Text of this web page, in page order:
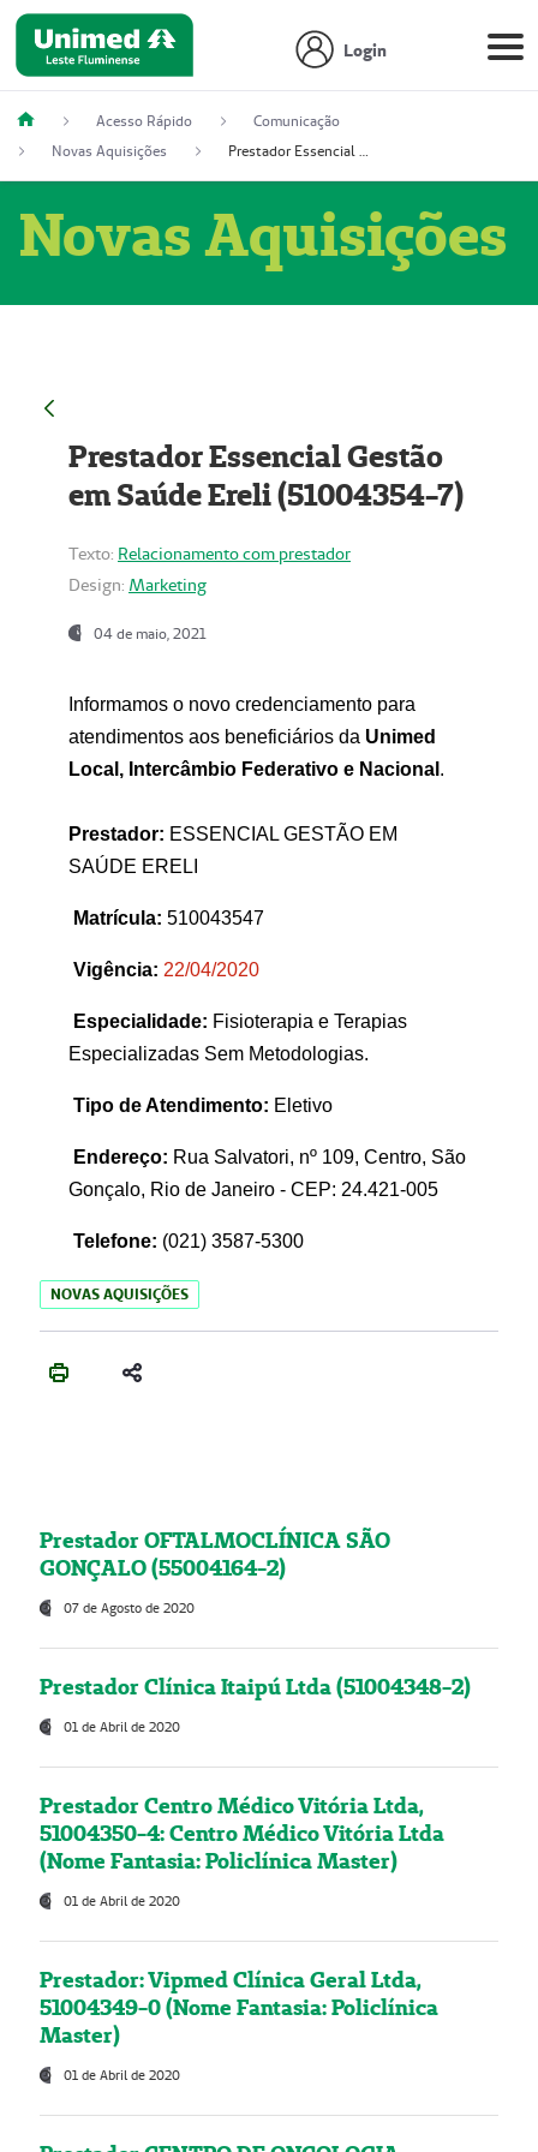
Login
Acesso Rápido
Comunicação
Novas Aquisições
Prestador Essencial Gestão em Saúde Ereli (51004354-7)
Novas Aquisições
Prestador Essencial Gestão
em Saúde Ereli (51004354-7)
Texto: Relacionamento com prestador
Design: Marketing
04 de maio, 2021
Informamos o novo credenciamento para
atendimentos aos beneficiários da Unimed
Local, Intercâmbio Federativo e Nacional .
Prestador: ESSENCIAL GESTÃO EM
SAÚDE ERELI
Matrícula: 510043547
Vigência: 22/04/2020
Especialidade: Fisioterapia e Terapias
Especializadas Sem Metodologias.
Tipo de Atendimento: Eletivo
Endereço: Rua Salvatori, nº 109, Centro, São
Gonçalo, Rio de Janeiro - CEP: 24.421-005
Telefone: (021) 3587-5300
NOVAS AQUISIÇÕES
Prestador OFTALMOCLÍNICA SÃO
GONÇALO (55004164-2)
07 de Agosto de 2020
Prestador Clínica Itaipú Ltda (51004348-2)
01 de Abril de 2020
Prestador Centro Médico Vitória Ltda,
51004350-4: Centro Médico Vitória Ltda
(Nome Fantasia: Policlínica Master)
01 de Abril de 2020
Prestador: Vipmed Clínica Geral Ltda,
51004349-0 (Nome Fantasia: Policlínica
Master)
01 de Abril de 2020